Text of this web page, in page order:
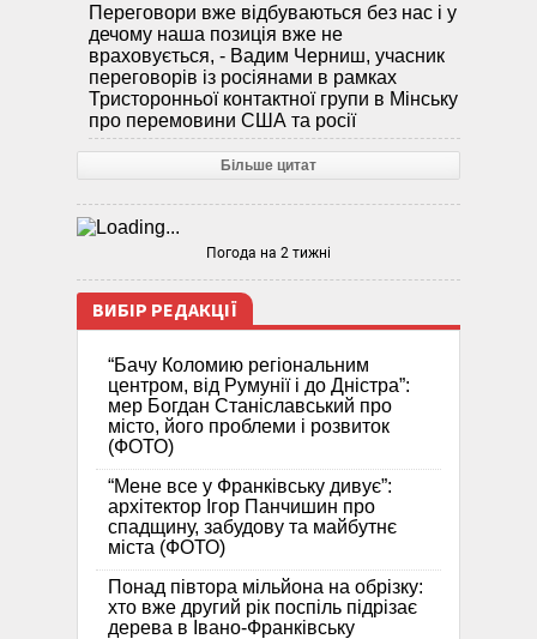
Переговори вже відбуваються без нас і у
дечому наша позиція вже не
враховується, - Вадим Черниш, учасник
переговорів із росіянами в рамках
Тристоронньої контактної групи в Мінську
про перемовини США та росії
Більше цитат
Погода на 2 тижні
ВИБІР РЕДАКЦІЇ
“Бачу Коломию регіональним
центром, від Румунії і до Дністра”:
мер Богдан Станіславський про
місто, його проблеми і розвиток
(ФОТО)
“Мене все у Франківську дивує”:
архітектор Ігор Панчишин про
спадщину, забудову та майбутнє
міста (ФОТО)
Понад півтора мільйона на обрізку:
хто вже другий рік поспіль підрізає
дерева в Івано-Франківську